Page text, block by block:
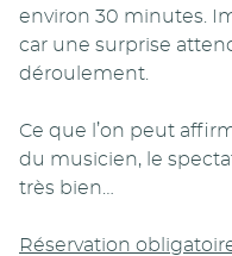
environ 30 minutes.
car une surprise
déroulement.
Ce que l’on peut
du musicien, le
très bien…
Réservation